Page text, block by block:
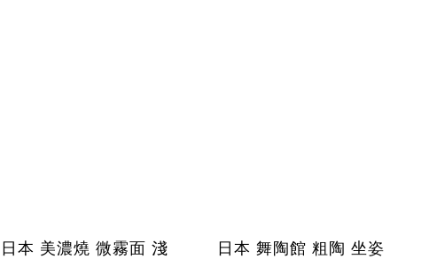
日本 美濃燒 微霧面 淺
日本 舞陶館 粗陶 坐姿